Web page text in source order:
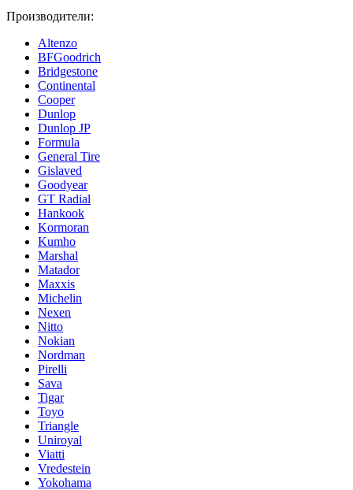
Производители:
Altenzo
BFGoodrich
Bridgestone
Continental
Cooper
Dunlop
Dunlop JP
Formula
General Tire
Gislaved
Goodyear
GT Radial
Hankook
Kormoran
Kumho
Marshal
Matador
Maxxis
Michelin
Nexen
Nitto
Nokian
Nordman
Pirelli
Sava
Tigar
Toyo
Triangle
Uniroyal
Viatti
Vredestein
Yokohama